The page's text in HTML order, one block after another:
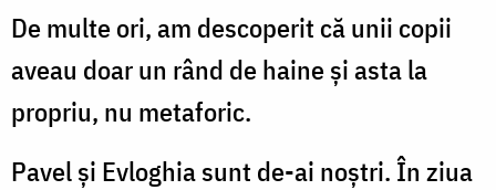
De multe ori, am descoperit că unii copii
aveau doar un rând de haine și asta la
propriu, nu metaforic.
Pavel și Evloghia sunt de-ai noştri. În ziua